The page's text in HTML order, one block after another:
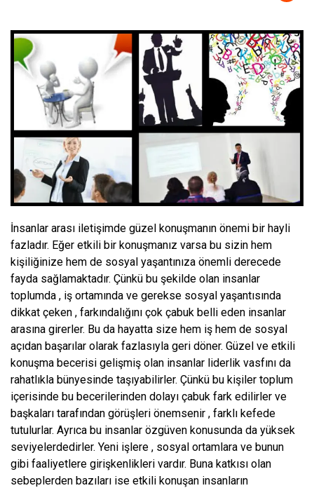
İnsanlar arası iletişimde güzel konuşmanın önemi bir hayli
fazladır. Eğer etkili bir konuşmanız varsa bu sizin hem
kişiliğinize hem de sosyal yaşantınıza önemli derecede
fayda sağlamaktadır. Çünkü bu şekilde olan insanlar
toplumda , iş ortamında ve gerekse sosyal yaşantısında
dikkat çeken , farkındalığını çok çabuk belli eden insanlar
arasına girerler. Bu da hayatta size hem iş hem de sosyal
açıdan başarılar olarak fazlasıyla geri döner. Güzel ve etkili
konuşma becerisi gelişmiş olan insanlar liderlik vasfını da
rahatlıkla bünyesinde taşıyabilirler. Çünkü bu kişiler toplum
içerisinde bu becerilerinden dolayı çabuk fark edilirler ve
başkaları tarafından görüşleri önemsenir , farklı kefede
tutulurlar. Ayrıca bu insanlar özgüven konusunda da yüksek
seviyelerdedirler. Yeni işlere , sosyal ortamlara ve bunun
gibi faaliyetlere girişkenlikleri vardır. Buna katkısı olan
sebeplerden bazıları ise etkili konuşan insanların